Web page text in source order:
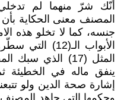
المصنف معنى الحكاية بأن
جنسه، كما لا تخلو هذه
الأبواب
المثل (17) الذي
ينفق ماله في الخطيئة
إشارة صحة الدين ولو